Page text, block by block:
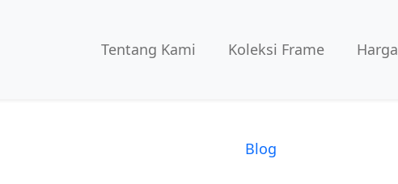
Tentang Kami Koleksi Frame Harga
Blog